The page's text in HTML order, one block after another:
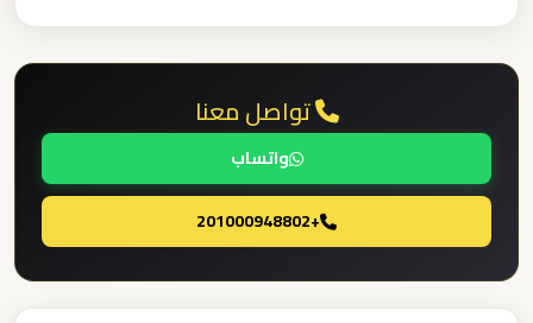
تواصل معنا
واتساب
+201000948802
برج
العرب
اسكندرية
العرب